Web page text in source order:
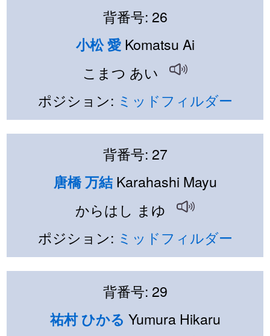
背番号: 26
小松 愛Komatsu Ai
こまつ あい
ポジション: ミッドフィルダー
背番号: 27
唐橋 万結Karahashi Mayu
からはし まゆ
ポジション: ミッドフィルダー
背番号: 29
祐村 ひかる Yumura Hikaru